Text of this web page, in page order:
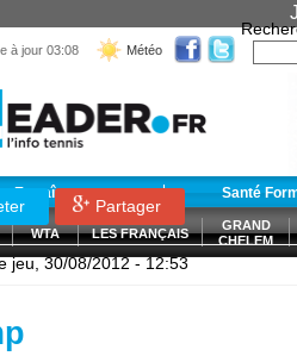
à jour 03:08 Météo
Entraînement Santé
WTA LES FRANÇAIS
GRAND
CHELEM
Partager
jeu, 30/08/2012 - 12:53